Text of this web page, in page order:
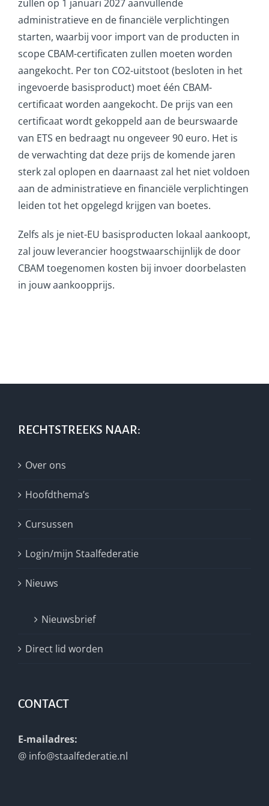
zullen op 1 januari 2027 aanvullende
administratieve en de financiële verplichtingen
starten, waarbij voor import van de producten in
scope CBAM-certificaten zullen moeten worden
aangekocht. Per ton CO2-uitstoot (besloten in het
ingevoerde basisproduct) moet één CBAM-
certificaat worden aangekocht. De prijs van een
certificaat wordt gekoppeld aan de beurswaarde
van ETS en bedraagt nu ongeveer 90 euro. Het is
de verwachting dat deze prijs de komende jaren
sterk zal oplopen en daarnaast zal het niet voldoen
aan de administratieve en financiële verplichtingen
leiden tot het opgelegd krijgen van boetes.
Zelfs als je niet-EU basisproducten lokaal aankoopt,
zal jouw leverancier hoogstwaarschijnlijk de door
CBAM toegenomen kosten bij invoer doorbelasten
in jouw aankoopprijs.
RECHTSTREEKS NAAR:
Over ons
Hoofdthema’s
Cursussen
Login/mijn Staalfederatie
Nieuws
Nieuwsbrief
Direct lid worden
CONTACT
E-mailadres:
@ info@staalfederatie.nl